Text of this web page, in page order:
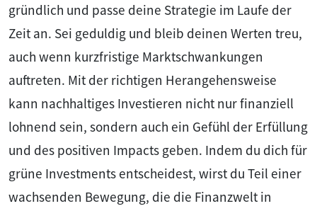
gründlich und passe deine Strategie im Laufe der
Zeit an. Sei geduldig und bleib deinen Werten treu,
auch wenn kurzfristige Marktschwankungen
auftreten. Mit der richtigen Herangehensweise
kann nachhaltiges Investieren nicht nur finanziell
lohnend sein, sondern auch ein Gefühl der Erfüllung
und des positiven Impacts geben. Indem du dich für
grüne Investments entscheidest, wirst du Teil einer
wachsenden Bewegung, die die Finanzwelt in